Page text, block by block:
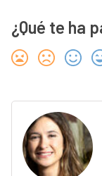
¿Qué te ha